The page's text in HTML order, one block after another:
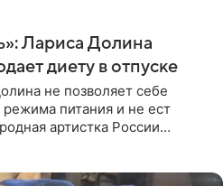
Лариса Долина
диету в отпуске
не позволяет себе
режима питания и не ест
артистка России